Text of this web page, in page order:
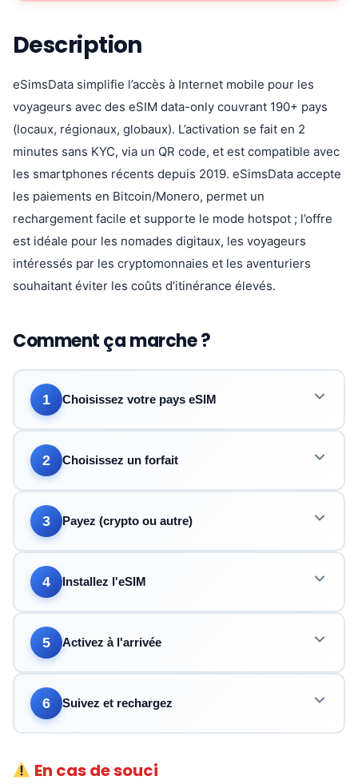
Description
eSimsData simplifie l’accès à Internet mobile pour les
voyageurs avec des eSIM data-only couvrant 190+ pays
(locaux, régionaux, globaux). L’activation se fait en 2
minutes sans KYC, via un QR code, et est compatible avec
les smartphones récents depuis 2019. eSimsData accepte
les paiements en Bitcoin/Monero, permet un
rechargement facile et supporte le mode hotspot ; l’offre
est idéale pour les nomades digitaux, les voyageurs
intéressés par les cryptomonnaies et les aventuriers
souhaitant éviter les coûts d’itinérance élevés.
Comment ça marche ?
1 Choisissez votre pays eSIM
2 Choisissez un forfait
3 Payez (crypto ou autre)
4 Installez l'eSIM
5 Activez à l'arrivée
6 Suivez et rechargez
En cas de souci